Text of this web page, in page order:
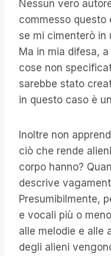
Nessun vero
commesso questo
se mi cimenterò in
Ma in mia difesa,
cose non
sarebbe stato
in questo caso è
Inoltre non
ciò che rende
corpo hanno?
descrive
Presumibilmente,
e vocali più o
alle melodie e alle
degli alieni